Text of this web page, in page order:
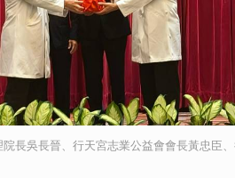
長吳長晉、行天宮志業公益會會長黃忠臣